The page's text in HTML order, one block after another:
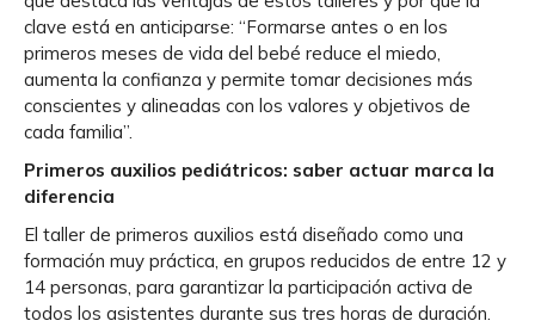
clave está en anticiparse: “Formarse antes o en los
primeros meses de vida del bebé reduce el miedo,
aumenta la confianza y permite tomar decisiones más
conscientes y alineadas con los valores y objetivos de
cada familia”.
Primeros auxilios pediátricos: saber actuar marca la
diferencia
El taller de primeros auxilios está diseñado como una
formación muy práctica, en grupos reducidos de entre 12 y
14 personas, para garantizar la participación activa de
todos los asistentes durante sus tres horas de duración.